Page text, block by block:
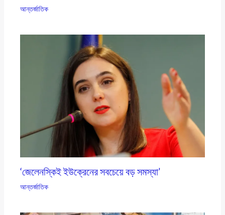
আন্তর্জাতিক
‘জেলেনস্কিই ইউক্রেনের সবচেয়ে বড় সমস্যা’
আন্তর্জাতিক